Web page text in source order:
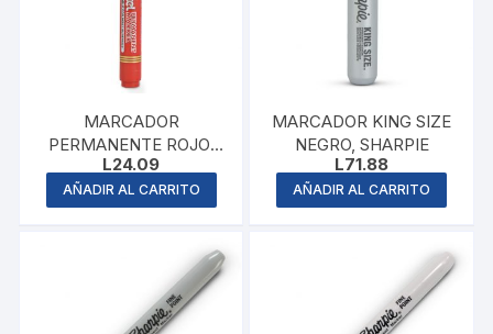
MARCADOR
PERMANENTE ROJO,
PENTEL
L24.09
AÑADIR AL CARRITO
MARCADOR KING SIZE
NEGRO, SHARPIE
L71.88
AÑADIR AL CARRITO